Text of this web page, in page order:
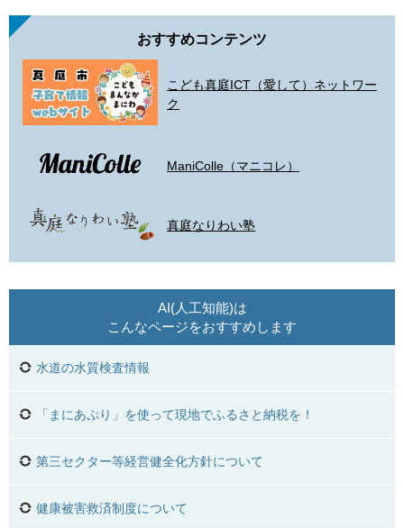
おすすめコンテンツ
こども真庭ICT（愛して）ネットワー
ク
ManiColle（マニコレ）
真庭なりわい塾
AI(人工知能)は
こんなページをおすすめします
水道の水質検査情報
「まにあぷり」を使って現地でふるさと納税を！
第三セクター等経営健全化方針について
健康被害救済制度について